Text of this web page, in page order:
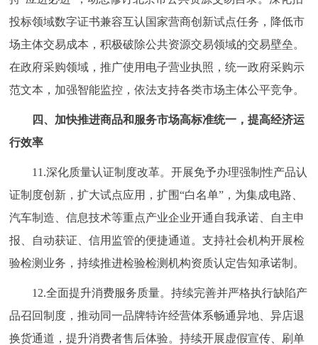
投标领域数字证书兼容互认国家营商创新试点任务，降低市
场主体交易成本，积极破除公共资源交易领域的交易壁垒。
在政府采购领域，推广使用电子营业执照，统一政府采购示
范文本，加强智能监控，依法支持各类市场主体公平竞争。
四、加快推进商品和服务市场高标准统一，提高经济运
行效率
11.深化质量认证制度改革。开展免予办理强制性产品认
证制度创新，扩大试点应用，扩围“白名单”，为集成电路、
汽车制造、信息技术等重点产业企业开通自我承诺、自主申
报、自动获证、信用监管的便捷通道。支持社会机构开展检
验检测业务，持续推进检验检测机构资质认定告知承诺制。
12.全面提升消费服务质量。持续完善并严格执行缺陷产
品召回制度，推动同一品牌特许经营体系畅通异地、异店退
换货通道，提升消费者售后体验。持续开展虚假宣传、刷单